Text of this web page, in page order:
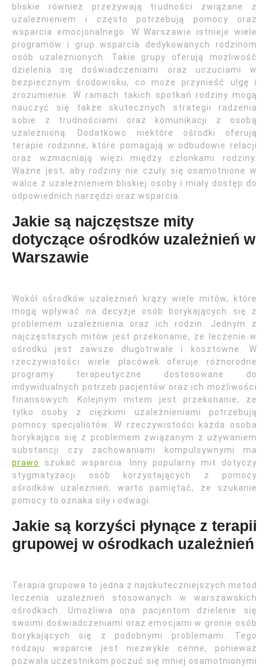
bliskie również przeżywają trudności związane z
uzależnieniem i często potrzebują pomocy oraz
wsparcia emocjonalnego. W Warszawie istnieje wiele
programów i grup wsparcia dedykowanych rodzinom
osób uzależnionych. Takie grupy oferują możliwość
dzielenia się doświadczeniami oraz uczuciami w
bezpiecznym środowisku, co może przynieść ulgę i
zrozumienie. W ramach takich spotkań rodziny mogą
nauczyć się także skutecznych strategii radzenia
sobie z trudnościami oraz komunikacji z osobą
uzależnioną. Dodatkowo niektóre ośrodki oferują
terapie rodzinne, które pomagają w odbudowie relacji
oraz wzmacniają więzi między członkami rodziny.
Ważne jest, aby rodziny nie czuły się osamotnione w
walce z uzależnieniem bliskiej osoby i miały dostęp do
odpowiednich narzędzi oraz wsparcia.
Jakie są najczęstsze mity
dotyczące ośrodków uzależnień w
Warszawie
Wokół ośrodków uzależnień krąży wiele mitów, które
mogą wpływać na decyzje osób borykających się z
problemem uzależnienia oraz ich rodzin. Jednym z
najczęstszych mitów jest przekonanie, że leczenie w
ośrodku jest zawsze długotrwałe i kosztowne. W
rzeczywistości wiele placówek oferuje różnorodne
programy terapeutyczne dostosowane do
indywidualnych potrzeb pacjentów oraz ich możliwości
finansowych. Kolejnym mitem jest przekonanie, że
tylko osoby z ciężkimi uzależnieniami potrzebują
pomocy specjalistów. W rzeczywistości każda osoba
borykająca się z problemem związanym z używaniem
substancji czy zachowaniami kompulsywnymi ma
prawo
szukać wsparcia. Inny popularny mit dotyczy
stygmatyzacji osób korzystających z pomocy
ośrodków uzależnień; warto pamiętać, że szukanie
pomocy to oznaka siły i odwagi.
Jakie są korzyści płynące z terapii
grupowej w ośrodkach uzależnień
Terapia grupowa to jedna z najskuteczniejszych metod
leczenia uzależnień stosowanych w warszawskich
ośrodkach. Umożliwia ona pacjentom dzielenie się
swoimi doświadczeniami oraz emocjami w gronie osób
borykających się z podobnymi problemami. Tego
rodzaju wsparcie jest niezwykle cenne, ponieważ
pozwala uczestnikom poczuć się mniej osamotnionymi